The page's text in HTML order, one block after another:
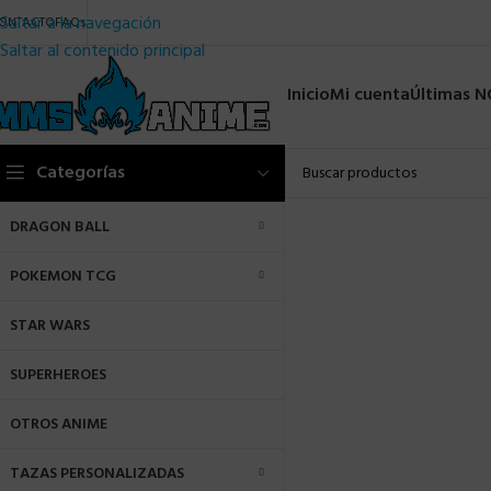
Saltar a la navegación
Saltar al contenido principal
FAQs
InicioMi cuentaÚltimas
Categorías
DRAGON BALL
POKEMON TCG
STAR WARS
SUPERHEROES
OTROS ANIME
TAZAS PERSONALIZADAS